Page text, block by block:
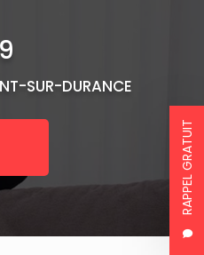
RAPPEL GRATUIT
SUR-DURANCE